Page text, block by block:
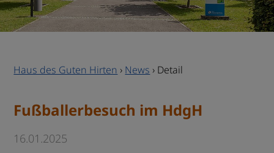
Haus des Guten Hirten › News › Detail
Fußballerbesuch im HdgH
16.01.2025